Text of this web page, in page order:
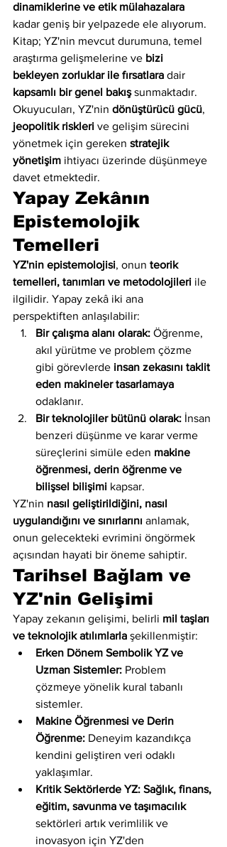
dinamiklerine ve etik mülahazalara
kadar geniş bir yelpazede ele alıyorum.
Kitap; YZ'nin mevcut durumuna, temel
araştırma gelişmelerine ve bizi
bekleyen zorluklar ile fırsatlara dair
kapsamlı bir genel bakış sunmaktadır.
Okuyucuları, YZ'nin dönüştürücü gücü,
jeopolitik riskleri ve gelişim sürecini
yönetmek için gereken stratejik
yönetişim ihtiyacı üzerinde düşünmeye
davet etmektedir.
Yapay Zekânın
Epistemolojik
Temelleri
YZ'nin epistemolojisi, onun teorik
temelleri, tanımları ve metodolojileri ile
ilgilidir. Yapay zekâ iki ana
perspektiften anlaşılabilir:
Bir çalışma alanı olarak: Öğrenme,
akıl yürütme ve problem çözme
gibi görevlerde insan zekasını taklit
eden makineler tasarlamaya
odaklanır.
Bir teknolojiler bütünü olarak: İnsan
benzeri düşünme ve karar verme
süreçlerini simüle eden makine
öğrenmesi, derin öğrenme ve
bilişsel bilişimi kapsar.
YZ'nin nasıl geliştirildiğini, nasıl
uygulandığını ve sınırlarını anlamak,
onun gelecekteki evrimini öngörmek
açısından hayati bir öneme sahiptir.
Tarihsel Bağlam ve
YZ'nin Gelişimi
Yapay zekanın gelişimi, belirli mil taşları
ve teknolojik atılımlarla şekillenmiştir:
Erken Dönem Sembolik YZ ve
Uzman Sistemler: Problem
çözmeye yönelik kural tabanlı
sistemler.
Makine Öğrenmesi ve Derin
Öğrenme: Deneyim kazandıkça
kendini geliştiren veri odaklı
yaklaşımlar.
Kritik Sektörlerde YZ: Sağlık, finans,
eğitim, savunma ve taşımacılık
sektörleri artık verimlilik ve
inovasyon için YZ'den